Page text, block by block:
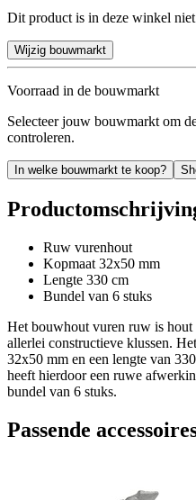
Dit product is in deze winkel
Wijzig bouwmarkt
Voorraad in de bouwmarkt
Selecteer jouw bouwmarkt om
controleren.
In welke bouwmarkt te koop?
Ruw vurenhout
Kopmaat 32x50 mm
Lengte 330 cm
Bundel van 6 stuks
Het bouwhout vuren ruw is
allerlei constructieve klussen.
32x50 mm en een lengte van
heeft hierdoor een ruwe
bundel van 6 stuks.
Passende